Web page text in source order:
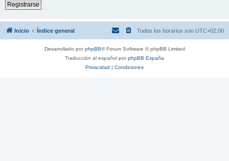
Registrarse
Inicio Índice general Todos los horarios son UTC+02:00
Desarrollado porphpBB® Forum Software © phpBB Limited
Traducción al español porphpBB España
Privacidad | Condiciones